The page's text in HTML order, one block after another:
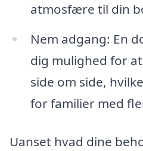
atmosfære til din
Nem adgang: En
dig mulighed for
side om side,
for familier med
Uanset hvad dine